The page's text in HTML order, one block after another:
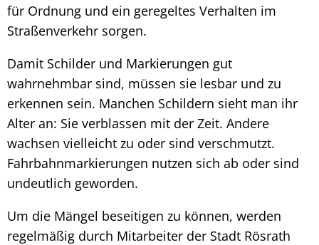
für Ordnung und ein geregeltes Verhalten im
Straßenverkehr sorgen.
Damit Schilder und Markierungen gut
wahrnehmbar sind, müssen sie lesbar und zu
erkennen sein. Manchen Schildern sieht man ihr
Alter an: Sie verblassen mit der Zeit. Andere
wachsen vielleicht zu oder sind verschmutzt.
Fahrbahnmarkierungen nutzen sich ab oder sind
undeutlich geworden.
Um die Mängel beseitigen zu können, werden
regelmäßig durch Mitarbeiter der Stadt Rösrath